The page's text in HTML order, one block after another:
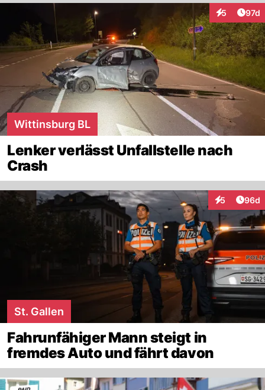
5
Interaktionen
97d
Wittinsburg BL
Lenker verlässt Unfallstelle nach
Crash
5
Interaktionen
96d
St. Gallen
Fahrunfähiger Mann steigt in
fremdes Auto und fährt davon